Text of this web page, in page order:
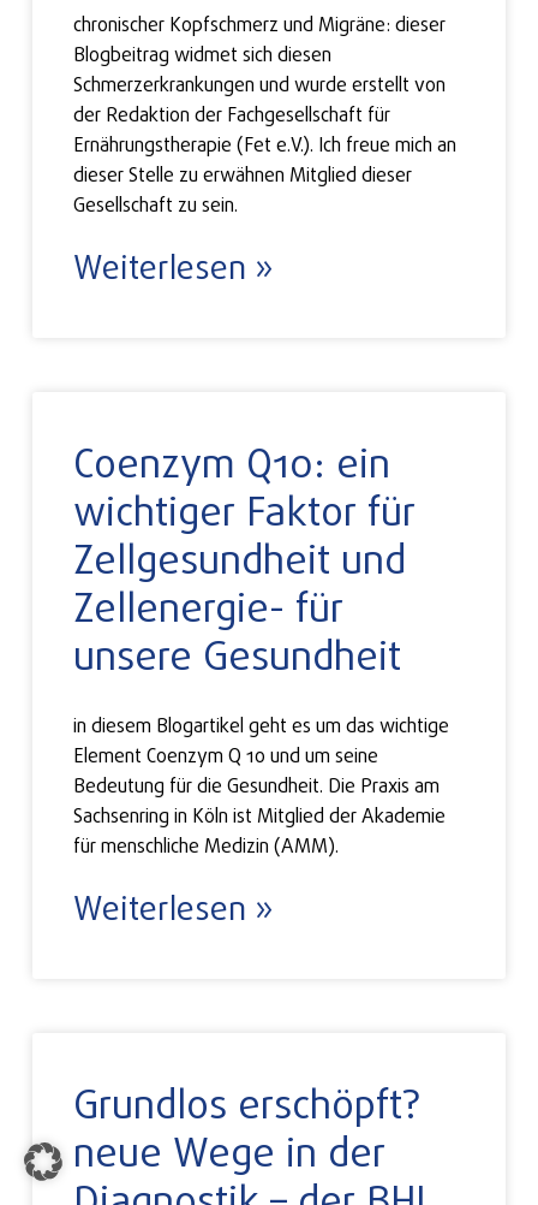
chronischer Kopfschmerz und Migräne: dieser
Blogbeitrag widmet sich diesen
Schmerzerkrankungen und wurde erstellt von
der Redaktion der Fachgesellschaft für
Ernährungstherapie (Fet e.V.). Ich freue mich an
dieser Stelle zu erwähnen Mitglied dieser
Gesellschaft zu sein.
Weiterlesen »
Coenzym Q10: ein
wichtiger Faktor für
Zellgesundheit und
Zellenergie- für
unsere Gesundheit
in diesem Blogartikel geht es um das wichtige
Element Coenzym Q 10 und um seine
Bedeutung für die Gesundheit. Die Praxis am
Sachsenring in Köln ist Mitglied der Akademie
für menschliche Medizin (AMM).
Weiterlesen »
Grundlos erschöpft?
neue Wege in der